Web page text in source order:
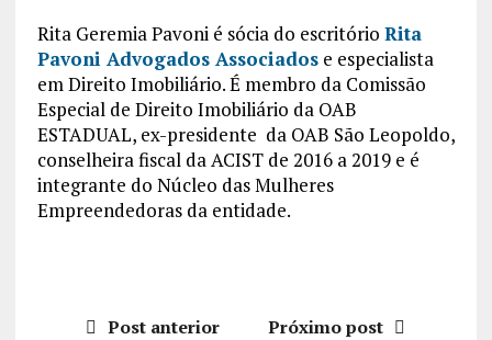
Rita Geremia Pavoni é sócia do escritório Rita
Pavoni Advogados Associadose especialista
em Direito Imobiliário. É membro da Comissão
Especial de Direito Imobiliário da OAB
ESTADUAL, ex-presidente da OAB São Leopoldo,
conselheira fiscal da ACIST de 2016 a 2019 e é
integrante do Núcleo das Mulheres
Empreendedoras da entidade.
Post anterior Próximo post